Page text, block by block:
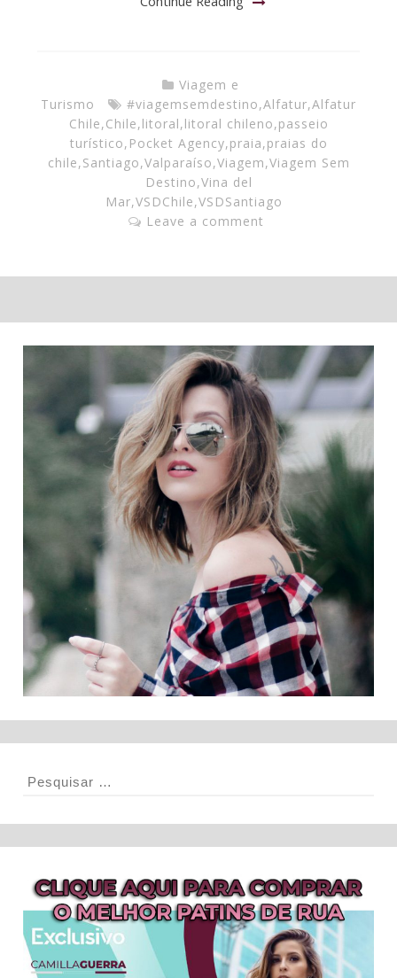
Viagem e
Turismo
#viagemsemdestino,Alfatur,Alfatur
Chile,Chile,litoral,litoral chileno,passeio
turístico, Pocket Agency,praia,praias do
chile,Santiago,Valparaíso,Viagem,Viagem Sem
Destino,Vina del
Mar,VSDChile,VSDSantiago
Leave a comment